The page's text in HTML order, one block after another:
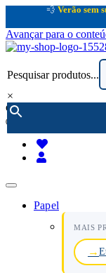
💨 Verão sem
Avançar para o
Pesquisar produtos...
×
encomendar por
(chamada rede fixa nacional)
Papel
MAIS